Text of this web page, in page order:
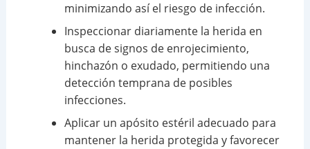
minimizando así el riesgo de infección.
Inspeccionar diariamente la herida en
busca de signos de enrojecimiento,
hinchazón o exudado, permitiendo una
detección temprana de posibles
infecciones.
Aplicar un apósito estéril adecuado para
mantener la herida protegida y favorecer